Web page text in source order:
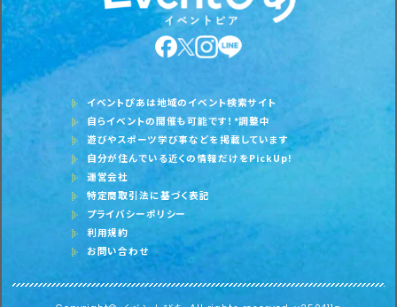
イベントぴあは地域のイベント検索サイト
自らイベントの開催も可能です！*調整中
遊びやスポーツ学び事などを掲載しています
自分が住んでいる近くの情報だけをPickUp!
運営会社
特定商取引法に基づく表記
プライバシーポリシー
利用規約
お問い合わせ